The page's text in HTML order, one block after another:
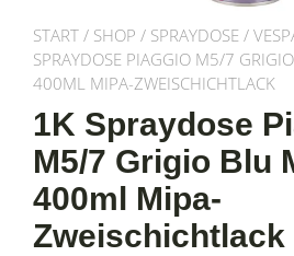
START / SHOP / SPRAYDOSE /
SPRAYDOSE PIAGGIO M5/7
400ML MIPA-ZWEISCHICHTLACK
1K Spraydose
M5/7 Grigio Blu
400ml Mipa-
Zweischichtlack